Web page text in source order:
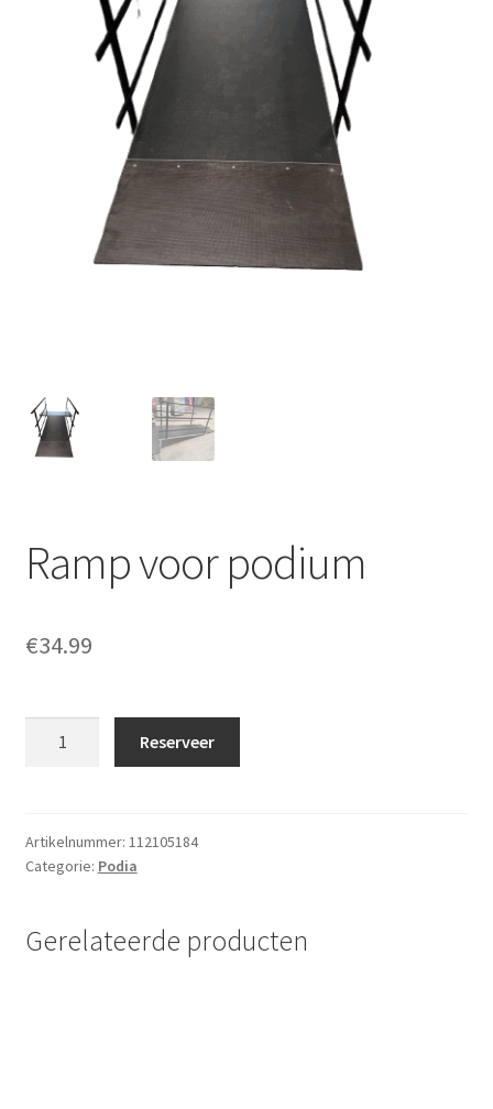
Offerte aanvraag
Privacybeleid
Ramp voor podium
€34.99
Reserveer
Artikelnummer: 112105184
Categorie: Podia
Gerelateerde producten